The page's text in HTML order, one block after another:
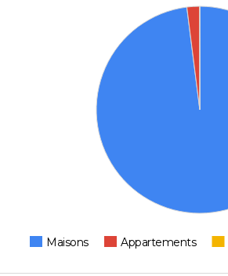
Maisons Appartements